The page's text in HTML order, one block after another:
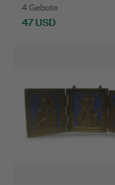
4 Gebote
47 USD